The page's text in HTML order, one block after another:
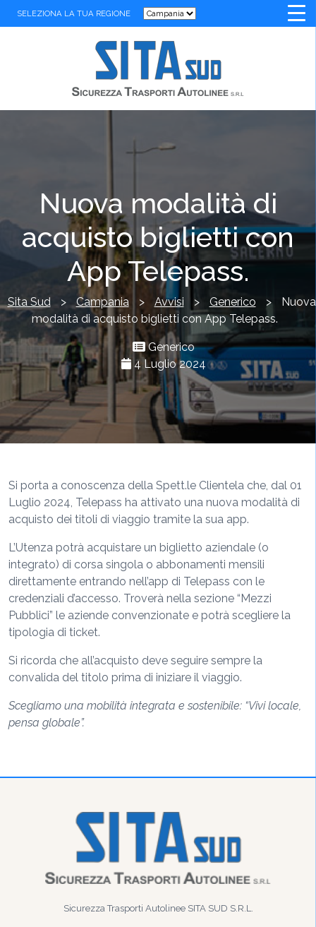
SELEZIONA LA TUA REGIONE
Nuova modalità di
acquisto biglietti con
App Telepass.
Sita Sud > Campania > Avvisi > Generico >
Nuova
modalità di acquisto biglietti con App Telepass.
Generico
4 Luglio 2024
Si porta a conoscenza della Spett.le Clientela che, dal 01
Luglio 2024, Telepass ha attivato una nuova modalità di
acquisto dei titoli di viaggio tramite la sua app.
L’Utenza potrà acquistare un biglietto aziendale (o
integrato) di corsa singola o abbonamenti mensili
direttamente entrando nell’app di Telepass con le
credenziali d’accesso. Troverà nella sezione “Mezzi
Pubblici” le aziende convenzionate e potrà scegliere la
tipologia di ticket.
Si ricorda che all’acquisto deve seguire sempre la
convalida del titolo prima di iniziare il viaggio.
Scegliamo una mobilità integrata e sostenibile: “Vivi locale,
pensa globale”.
Sicurezza Trasporti Autolinee SITA SUD S.R.L.